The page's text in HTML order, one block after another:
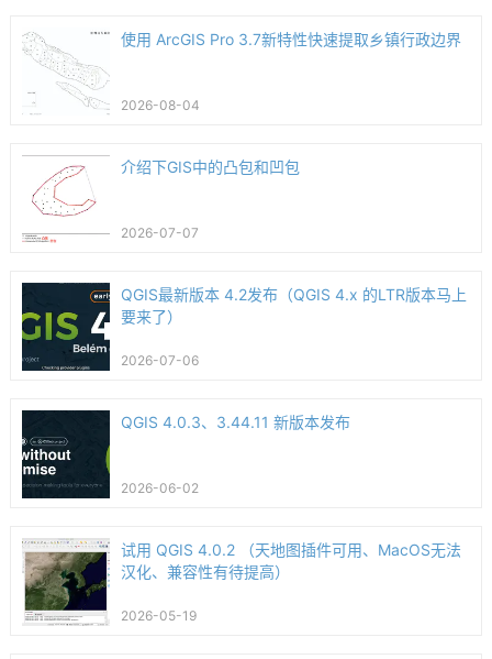
使用 ArcGIS Pro 3.7新特性快速提取乡镇行政边界
2026-08-04
介绍下GIS中的凸包和凹包
2026-07-07
QGIS最新版本 4.2发布（QGIS 4.x 的LTR版本马上
要来了）
2026-07-06
QGIS 4.0.3、3.44.11 新版本发布
2026-06-02
试用 QGIS 4.0.2 （天地图插件可用、MacOS无法
汉化、兼容性有待提高）
2026-05-19